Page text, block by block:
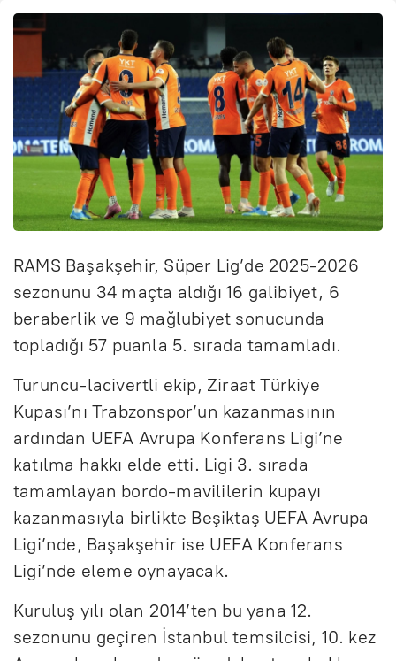
RAMS Başakşehir, Süper Lig’de 2025-2026
sezonunu 34 maçta aldığı 16 galibiyet, 6
beraberlik ve 9 mağlubiyet sonucunda
topladığı 57 puanla 5. sırada tamamladı.
Turuncu-lacivertli ekip, Ziraat Türkiye
Kupası’nı Trabzonspor’un kazanmasının
ardından UEFA Avrupa Konferans Ligi’ne
katılma hakkı elde etti. Ligi 3. sırada
tamamlayan bordo-mavililerin kupayı
kazanmasıyla birlikte Beşiktaş UEFA Avrupa
Ligi’nde, Başakşehir ise UEFA Konferans
Ligi’nde eleme oynayacak.
Kuruluş yılı olan 2014’ten bu yana 12.
sezonunu geçiren İstanbul temsilcisi, 10. kez